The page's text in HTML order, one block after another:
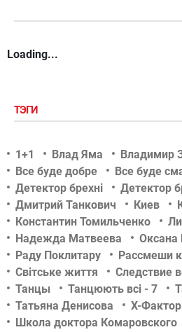
Loading...
ТЭГИ
1+1 Влад Яма
Владимир
Все буде добре
Все буде
Детектор брехні
Детектор
Дмитрий Танкович
Киев
Константин Томильченко
Надежда Матвеева
Оксана
Раду Поклитару
Рассмеши
Світське життя
Следствие
Танцы
Танцюють всі - 7
Татьяна Денисова
Х-
Школа доктора Комаровского